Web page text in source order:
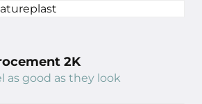
2K
as good as they look